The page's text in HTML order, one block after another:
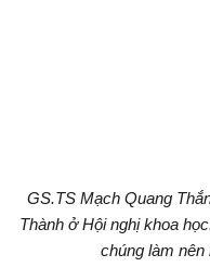
GS.TS Mạch Quang
Thành ở Hội nghị khoa
chúng làm nên